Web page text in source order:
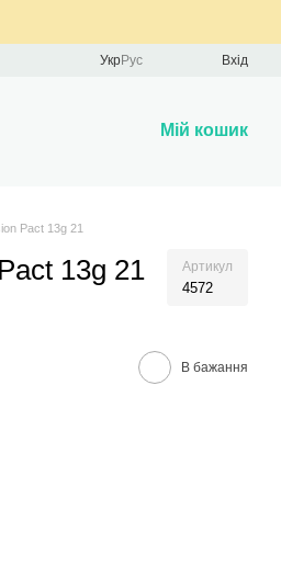
УкрРус Вхід
Мій кошик
Pact 13g 21
13g 21 Артикул
4572
В бажання